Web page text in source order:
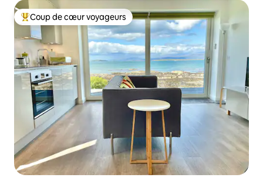
Coups de cœur voyageurs les plus appréciés
Coup de cœur voyageurs